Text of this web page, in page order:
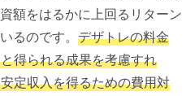
額をはるかに上回るリターン
るのです。 デザトレの料金
得られる成果を考慮すれ
定収入を得るための費用対